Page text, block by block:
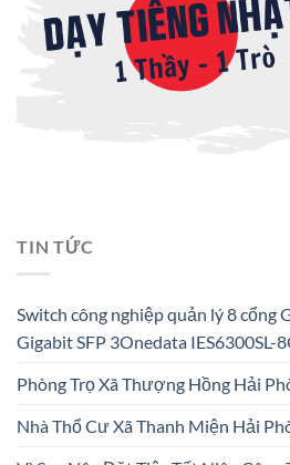
TIN TỨC
Switch công nghiệp quản lý 8 cổng
Gigabit SFP 3Onedata IES6300SL-
Phòng Trọ Xã Thượng Hồng Hải
Nhà Thổ Cư Xã Thanh Miện Hải